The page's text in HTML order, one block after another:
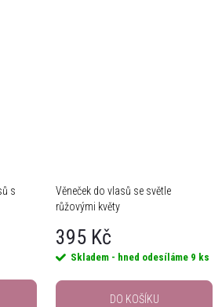
s
Věneček do vlasů se světle
růžovými květy
395 Kč
Skladem - hned odesíláme 9 ks
DO KOŠÍKU